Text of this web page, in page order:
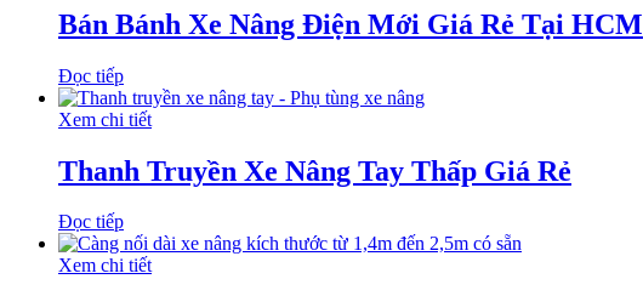
Bán Bánh Xe Nâng Điện Mới Giá Rẻ Tại HCM
Đọc tiếp
Xem chi tiết
Thanh Truyền Xe Nâng Tay Thấp Giá Rẻ
Đọc tiếp
Xem chi tiết